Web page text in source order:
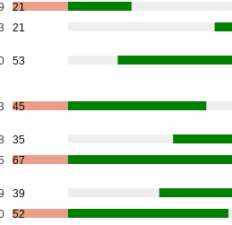
21
21
53
45
35
67
39
52